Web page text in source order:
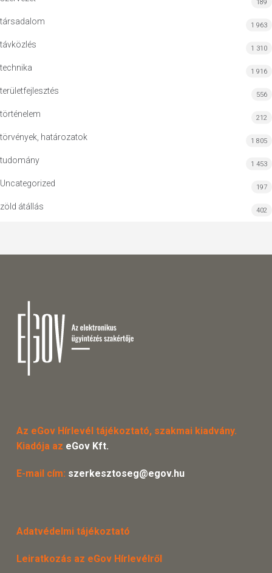
189
társadalom 1 963
távközlés 1 310
technika 1 916
területfejlesztés 556
történelem 212
törvények, határozatok 1 805
tudomány 1 453
Uncategorized 197
zöld átállás 402
Az eGov Hírlevél tájékoztató, szakmai kiadvány.
Kiadója az eGov Kft.
E-mail cím: szerkesztoseg@egov.hu
Adatvédelmi tájékoztató
Leiratkozás az eGov Hírlevélről